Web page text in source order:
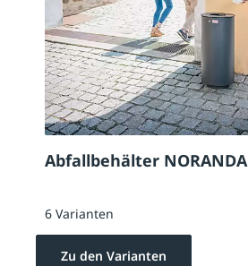
Abfallbehälter NORANDA
6 Varianten
Zu den Varianten